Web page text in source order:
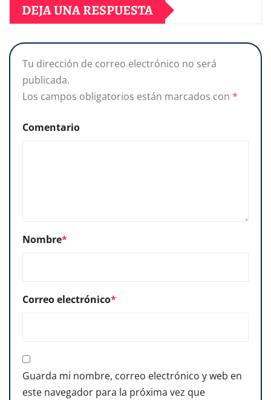
DEJA UNA RESPUESTA
Tu dirección de correo electrónico no será
publicada.
Los campos obligatorios están marcados con *
Comentario
Nombre*
Correo electrónico*
Guarda mi nombre, correo electrónico y web en
este navegador para la próxima vez que